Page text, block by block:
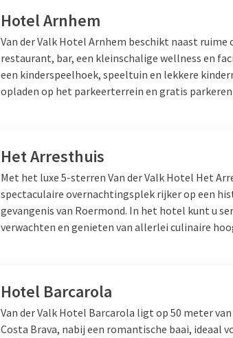
Hotel Arnhem
Van der Valk Hotel Arnhem beschikt naast
restaurant, bar, een kleinschalige wellness en
een kinderspeelhoek, speeltuin en lekkere
opladen op het parkeerterrein en gratis
Het Arresthuis
Met het luxe 5-sterren Van der Valk Hotel Het
spectaculaire overnachtingsplek rijker op een
gevangenis van Roermond. In het hotel kunt u
verwachten en genieten van allerlei culinaire
Hotel Barcarola
Van der Valk Hotel Barcarola ligt op 50 meter
Costa Brava, nabij een romantische baai, ideaal